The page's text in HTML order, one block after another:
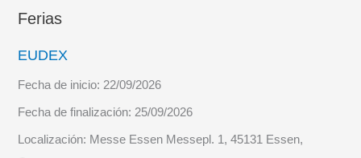
Ferias
EUDEX
Fecha de inicio: 22/09/2026
Fecha de finalización: 25/09/2026
Localización: Messe Essen Messepl. 1, 45131 Essen,